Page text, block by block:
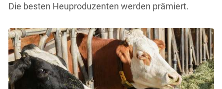
Die besten Heuproduzenten werden prämiert.